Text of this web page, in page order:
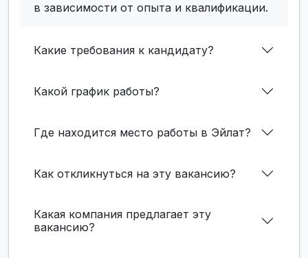
в зависимости от опыта и квалификации.
Какие требования к кандидату?
Какой график работы?
Где находится место работы в Эйлат?
Как откликнуться на эту вакансию?
Какая компания предлагает эту
вакансию?